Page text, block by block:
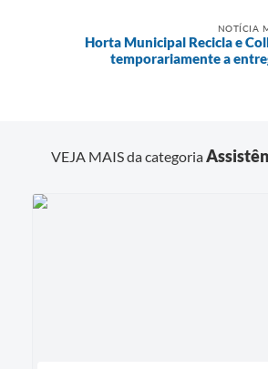
NOTÍCIA
Horta Municipal Recicla e
temporariamente a
VEJA MAIS da categoria